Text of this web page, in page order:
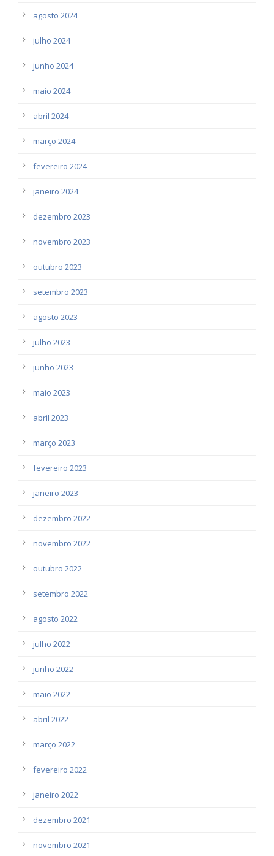
agosto 2024
julho 2024
junho 2024
maio 2024
abril 2024
março 2024
fevereiro 2024
janeiro 2024
dezembro 2023
novembro 2023
outubro 2023
setembro 2023
agosto 2023
julho 2023
junho 2023
maio 2023
abril 2023
março 2023
fevereiro 2023
janeiro 2023
dezembro 2022
novembro 2022
outubro 2022
setembro 2022
agosto 2022
julho 2022
junho 2022
maio 2022
abril 2022
março 2022
fevereiro 2022
janeiro 2022
dezembro 2021
novembro 2021